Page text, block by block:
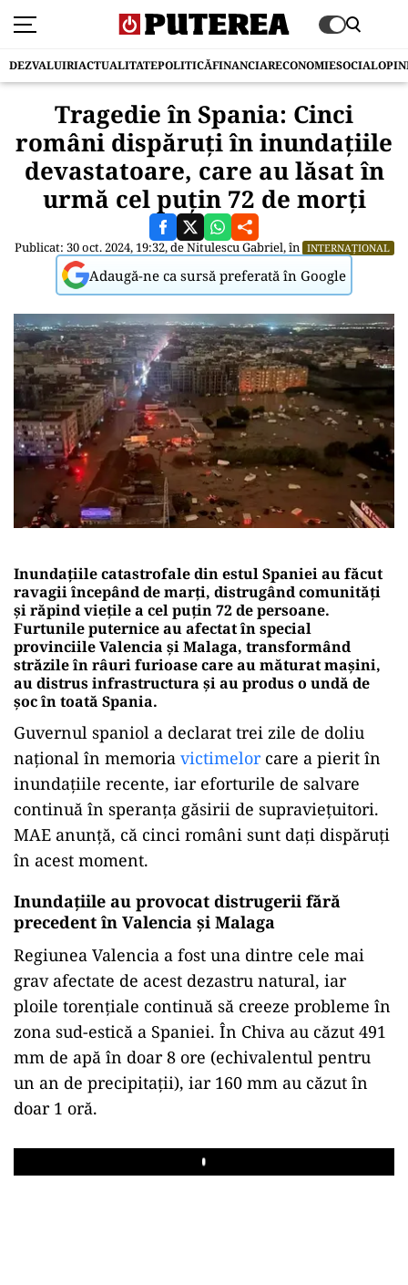
DEZVALUIRIACTUALITATEPOLITICĂFINANCIARECONOMIESOCIAL
Tragedie în Spania: Cinci
români dispăruți în inundațiile
devastatoare, care au lăsat în
urmă cel puțin 72 de morți
Publicat: 30 oct. 2024, 19:32, deNitulescu Gabriel, în INTERNAȚIONAL
Adaugă-ne ca sursă preferată în Google
Inundațiile catastrofale din estul Spaniei au făcut
ravagii începând de marți, distrugând comunități
și răpind viețile a cel puțin 72 de persoane.
Furtunile puternice au afectat în special
provinciile Valencia și Malaga, transformând
străzile în râuri furioase care au măturat mașini,
au distrus infrastructura și au produs o undă de
șoc în toată Spania.
Guvernul spaniol a declarat trei zile de doliu
național în memoria victimelorcare a pierit în
inundațiile recente, iar eforturile de salvare
continuă în speranța găsirii de supraviețuitori.
MAE anunță, că cinci români sunt dați dispăruți
în acest moment.
Inundațiile au provocat distrugerii fără
precedent în Valencia și Malaga
Regiunea Valencia a fost una dintre cele mai
grav afectate de acest dezastru natural, iar
ploile torențiale continuă să creeze probleme în
zona sud-estică a Spaniei. În Chiva au căzut 491
mm de apă în doar 8 ore (echivalentul pentru
un an de precipitații), iar 160 mm au căzut în
doar 1 oră.
Play